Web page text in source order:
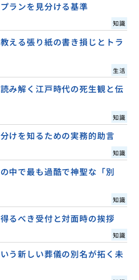
ランを見分ける基準
知識
える張り紙の書き損じとトラ
生活
み解く江戸時代の死生観と伝
知識
けを知るための実務的助言
知識
中で最も過酷で神聖な「別
知識
るべき受付と対面時の挨拶
知識
う新しい葬儀の別名が拓く未